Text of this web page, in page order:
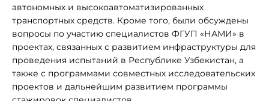
автономных и высокоавтоматизированных
транспортных средств. Кроме того, были обсуждены
вопросы по участию специалистов ФГУП «НАМИ» в
проектах, связанных с развитием инфраструктуры для
проведения испытаний в Республике Узбекистан, а
также с программами совместных исследовательских
проектов и дальнейшим развитием программы